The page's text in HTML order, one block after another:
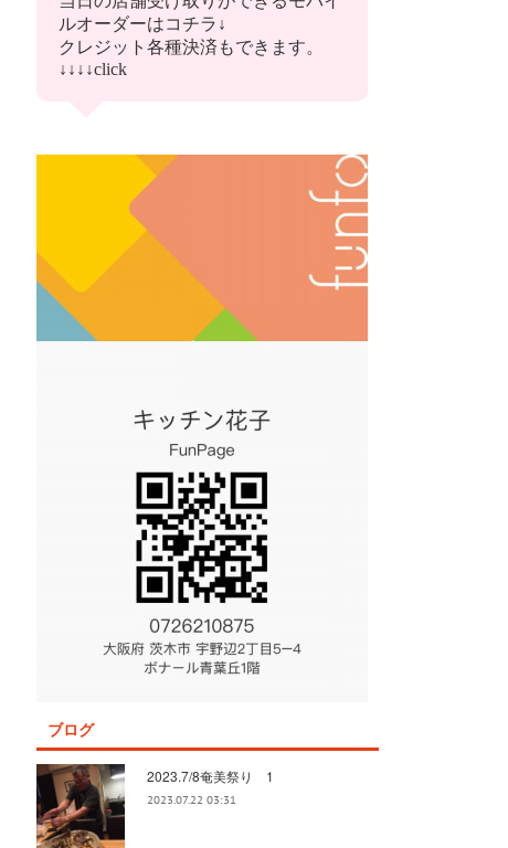
ブログ
2023.7/8奄美祭り 1
2023.07.22 03:31